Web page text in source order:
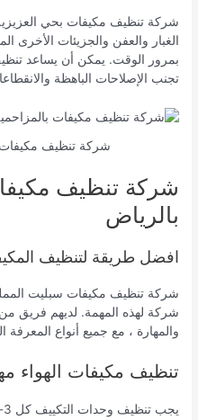
شركة تنظيف مكيفات بحي
الغبار والعفن والجزيئات الأخرى
بمرور الوقت. يمكن أن يساعد
تجنب الإصلاحات الباهظة
شركة تنظيف مكيفات
شركة تنظيف
بالرياض
افضل طريقة لتنظيف
شركة تنظيف مكيفات سبليت
شركة لهذه المهمة. لديهم فريق من
والمهارة ، مع جميع أنواع المعرفة
تنظيف مكيفات الهواء